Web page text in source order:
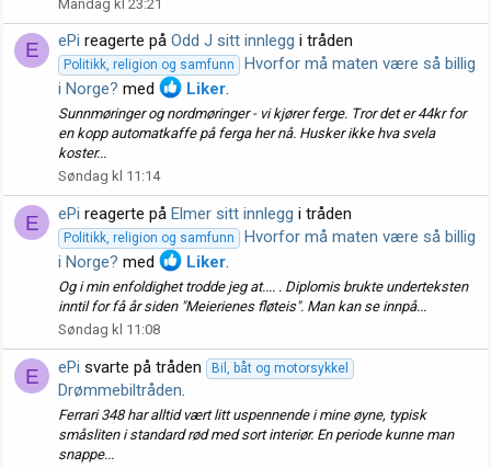
Mandag kl 23:21
E ePi reagerte på Odd J sitt innlegg i tråden
Politikk, religion og samfunn
Hvorfor må maten være så billig
i Norge? med Liker.
Sunnmøringer og nordmøringer - vi kjører ferge. Tror det er 44kr for
en kopp automatkaffe på ferga her nå. Husker ikke hva svela
koster...
Søndag kl 11:14
E ePi reagerte på Elmer sitt innlegg i tråden
Politikk, religion og samfunn
Hvorfor må maten være så billig
i Norge? med Liker.
Og i min enfoldighet trodde jeg at.... . Diplomis brukte underteksten
inntil for få år siden "Meierienes fløteis". Man kan se innpå...
Søndag kl 11:08
E ePi svarte på tråden Bil, båt og motorsykkel
Drømmebiltråden.
Ferrari 348 har alltid vært litt uspennende i mine øyne, typisk
småsliten i standard rød med sort interiør. En periode kunne man
snappe...